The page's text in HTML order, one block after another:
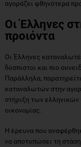
αγοράζει φθηνότερα
Οι Έλληνες
προιόντα
Οι Έλληνες
δύσπιστοι και πιο
Παράλληλα,
καταναλωτών στην
στήριξη των
οικονομίας.
Η έρευνα που
να αποτυπώσει τη